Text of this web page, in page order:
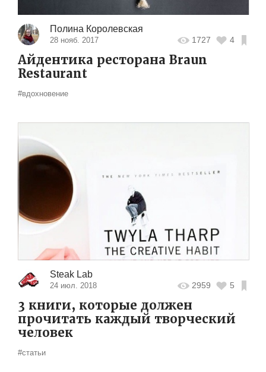
Полина Королевская
28 нояб. 2017 1727 4
Айдентика ресторана Braun
Restaurant
#вдохновение
Steak Lab
24 июл. 2018 2959 5
3 книги, которые должен
прочитать каждый творческий
человек
#статьи